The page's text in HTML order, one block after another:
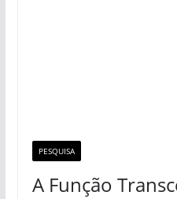
PESQUISA
A Função